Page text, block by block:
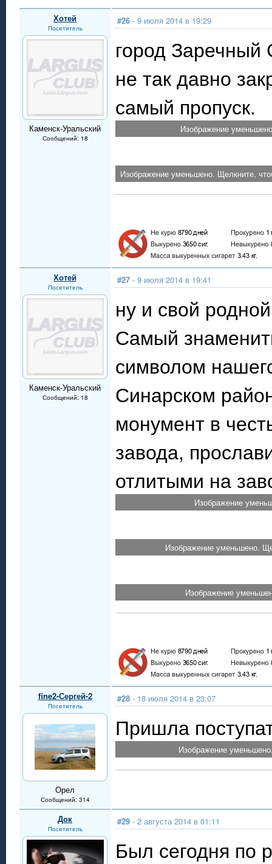
Хотей
Посетитель
Каменск-Уральский
Сообщений: 18
#26 - 9 июля 2014 в 19:29
город Заречный
не так давно
самый пропуск.
Изображение
Изображение уменьшено. Щелкните,
Хотей
Посетитель
Каменск-Уральский
Сообщений: 18
#27 - 9 июля 2014 в 19:41
ну и свой
Самый
символом
Синарском
монумент в
завода,
отлитыми на
Изображение
Изображение уменьшено.
Изображение
fine2-Сергей-2
Посетитель
Орел
Сообщений: 314
#28 - 18 июля 2014 в 23:07
Пришла
Изображение
Док
Посетитель
#29 - 2 августа 2014 в 01:11
Был сегодня по